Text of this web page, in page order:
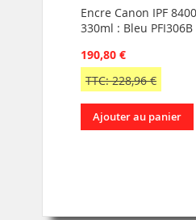
Encre Canon IPF 8400
330ml : Bleu PFI306B
190,80 €
TTC: 228,96 €
Ajouter au panier